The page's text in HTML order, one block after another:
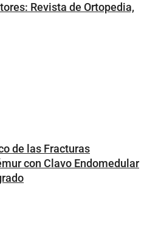
Revista de Ortopedia,
de las Fracturas
con Clavo Endomedular